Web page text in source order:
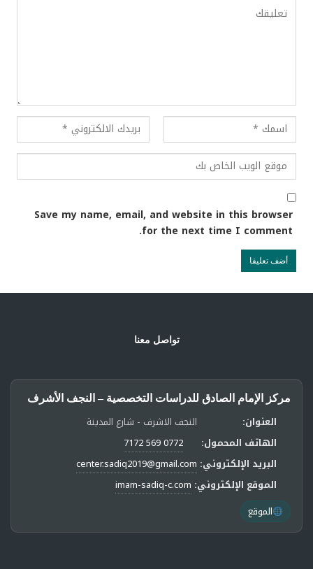
Save my name, email, and website in this browser
for the next time I comment.
تواصل معنا
مركز الإمام الصادق للدراسات التخصصية – النجف الأشرف
العنوان:
النجف الاشرف - شارع المدينة
الهاتف المحمول:
0772 569 7172
البريد الإلكتروني: center.sadiq2019@gmail.com
الموقع الإلكتروني: imam-sadiq-c.com
الموقع